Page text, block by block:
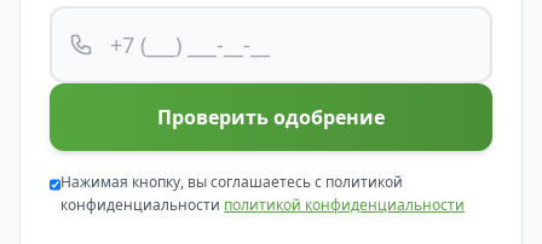
Проверить одобрение
Нажимая кнопку, вы соглашаетесь с политикой
конфиденциальности политикой конфиденциальности